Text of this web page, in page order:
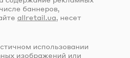
баннеров,
allretail.ua, несет
использовании
изображений или